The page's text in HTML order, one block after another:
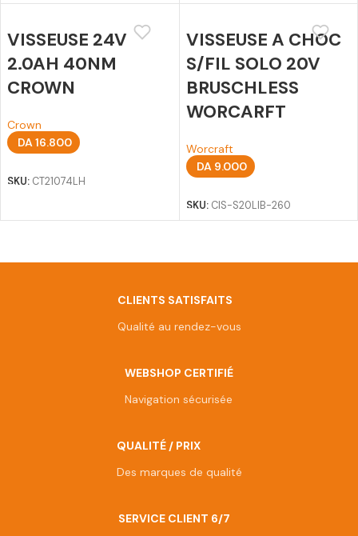
VISSEUSE 24V
2.0AH 40NM
CROWN
Crown
DA16.800
SKU: CT21074LH
VISSEUSE A CHOC
S/FIL SOLO 20V
BRUSCHLESS
WORCARFT
Worcraft
DA9.000
SKU: CIS-S20LIB-260
CLIENTS SATISFAITS
Qualité au rendez-vous
WEBSHOP CERTIFIÉ
Navigation sécurisée
QUALITÉ / PRIX
Des marques de qualité
SERVICE CLIENT 6/7